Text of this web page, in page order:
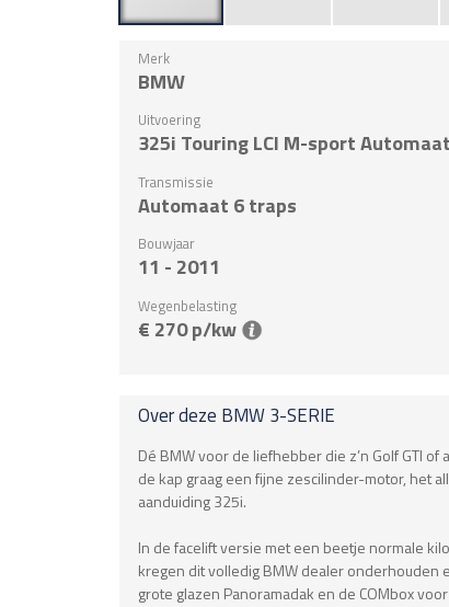
Merk
BMW
Uitvoering
325i Touring LCI M-sport Automaat
Transmissie
Automaat 6 traps
Bouwjaar
11 - 2011
Wegenbelasting
€ 270 p/kw
Over deze BMW 3-SERIE
Dé BMW voor de liefhebber die z’n Golf GTI
de kap graag een fijne zescilinder-motor, het
aanduiding 325i.
In de facelift versie met een beetje normale
kregen dit volledig BMW dealer onderhouden
grote glazen Panoramadak en de COMbox